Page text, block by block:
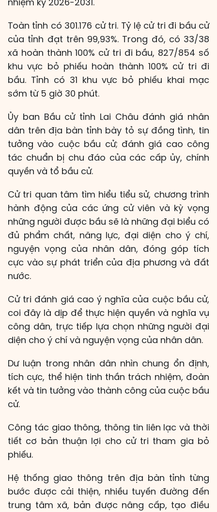
Toàn tỉnh có 301.176 cử tri. Tỷ lệ cử tri đi bầu cử
của tỉnh đạt trên 99,93%. Trong đó, có 33/38
xã hoàn thành 100% cử tri đi bầu, 827/854 số
khu vực bỏ phiếu hoàn thành 100% cử tri đi
bầu. Tỉnh có 31 khu vực bỏ phiếu khai mạc
sớm từ 5 giờ 30 phút.
Ủy ban Bầu cử tỉnh Lai Châu đánh giá nhân
dân trên địa bàn tỉnh bày tỏ sự đồng tình, tin
tưởng vào cuộc bầu cử; đánh giá cao công
tác chuẩn bị chu đáo của các cấp ủy, chính
quyền và tổ bầu cử.
Cử tri quan tâm tìm hiểu tiểu sử, chương trình
hành động của các ứng cử viên và kỳ vọng
những người được bầu sẽ là những đại biểu có
đủ phẩm chất, năng lực, đại diện cho ý chí,
nguyện vọng của nhân dân, đóng góp tích
cực vào sự phát triển của địa phương và đất
nước.
Cử tri đánh giá cao ý nghĩa của cuộc bầu cử,
coi đây là dịp để thực hiện quyền và nghĩa vụ
công dân, trực tiếp lựa chọn những người đại
diện cho ý chí và nguyện vọng của nhân dân.
Dư luận trong nhân dân nhìn chung ổn định,
tích cực, thể hiện tinh thần trách nhiệm, đoàn
kết và tin tưởng vào thành công của cuộc bầu
cử.
Công tác giao thông, thông tin liên lạc và thời
tiết cơ bản thuận lợi cho cử tri tham gia bỏ
phiếu.
Hệ thống giao thông trên địa bàn tỉnh từng
bước được cải thiện, nhiều tuyến đường đến
trung tâm xã, bản được nâng cấp, tạo điều